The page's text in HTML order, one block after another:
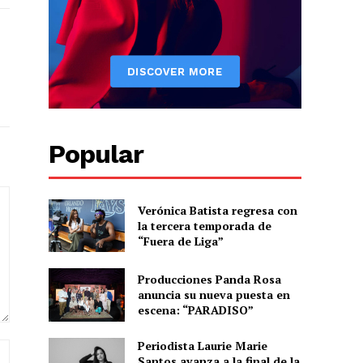
Popular
Verónica Batista regresa con
la tercera temporada de
“Fuera de Liga”
Producciones Panda Rosa
anuncia su nueva puesta en
escena: “PARADISO”
Periodista Laurie Marie